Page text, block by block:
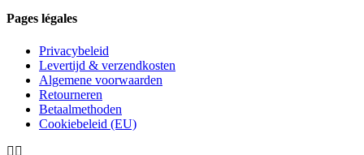
Pages légales
Privacybeleid
Levertijd & verzendkosten
Algemene voorwaarden
Retourneren
Betaalmethoden
Cookiebeleid (EU)